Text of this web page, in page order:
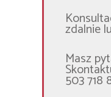
zdalnie
Masz
503 718